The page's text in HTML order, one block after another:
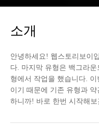
소개
안녕하세요! 웹스토리보이
다. 마지막 유형은 백그라
형에서 작업을 했습니다.
이기 때문에 기존 유형과
하니까! 바로 한번 시작해보